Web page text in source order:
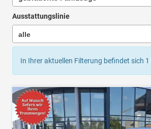
Ausstattungslinie
In Ihrer aktuellen Filterung befindet sich 1